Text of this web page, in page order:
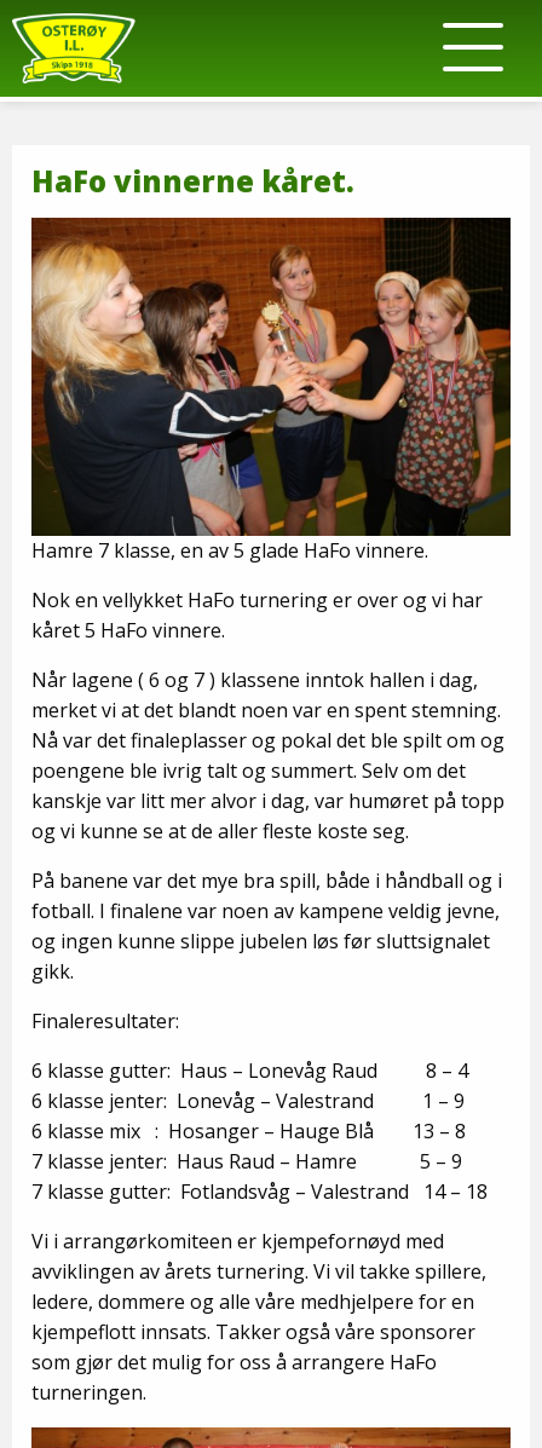
HaFo vinnerne kåret.
Hamre 7 klasse, en av 5 glade HaFo vinnere.
Nok en vellykket HaFo turnering er over og vi har
kåret 5 HaFo vinnere.
Når lagene ( 6 og 7 ) klassene inntok hallen i dag,
merket vi at det blandt noen var en spent stemning.
Nå var det finaleplasser og pokal det ble spilt om og
poengene ble ivrig talt og summert. Selv om det
kanskje var litt mer alvor i dag, var humøret på topp
og vi kunne se at de aller fleste koste seg.
På banene var det mye bra spill, både i håndball og i
fotball. I finalene var noen av kampene veldig jevne,
og ingen kunne slippe jubelen løs før sluttsignalet
gikk.
Finaleresultater:
6 klasse gutter: Haus – Lonevåg Raud 8 – 4
6 klasse jenter: Lonevåg – Valestrand 1 – 9
6 klasse mix : Hosanger – Hauge Blå 13 – 8
7 klasse jenter: Haus Raud – Hamre 5 – 9
7 klasse gutter: Fotlandsvåg – Valestrand 14 – 18
Vi i arrangørkomiteen er kjempefornøyd med
avviklingen av årets turnering. Vi vil takke spillere,
ledere, dommere og alle våre medhjelpere for en
kjempeflott innsats. Takker også våre sponsorer
som gjør det mulig for oss å arrangere HaFo
turneringen.